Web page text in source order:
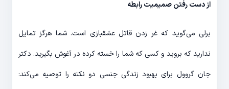
از دست رفتن صمیمیت رابطه
برلی می‌گوید که غر زدن قاتل عشقبازی است. شما هرگز تمایل
ندارید که بروید و کسی که شما را خسته کرده در آغوش بگیرید. دکتر
جان گروول برای بهبود زندگی جنسی دو نکته را توصیه می‌کند: